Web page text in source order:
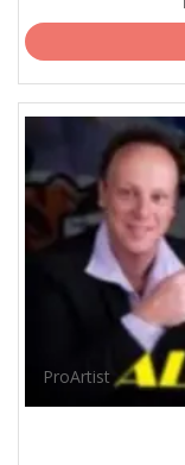
ProArtist